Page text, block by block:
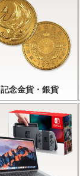
記念金貨・銀貨